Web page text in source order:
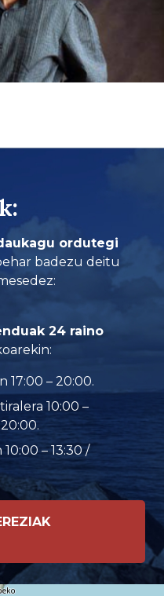
ordutegi
badezu deitu
24 raino
17:00 – 20:00.
10:00 –
– 13:30 /